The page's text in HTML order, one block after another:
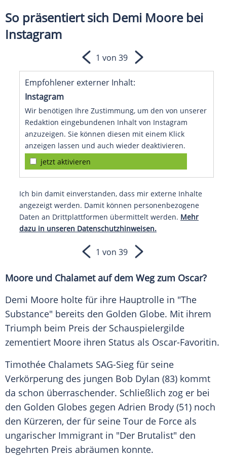
So präsentiert sich Demi Moore bei
Instagram
Empfohlener externer Inhalt:
Instagram
Wir benötigen Ihre Zustimmung, um den von unserer
Redaktion eingebundenen Inhalt von Instagram
anzuzeigen. Sie können diesen mit einem Klick
anzeigen lassen und auch wieder deaktivieren.
jetzt aktivieren
Ich bin damit einverstanden, dass mir externe Inhalte
angezeigt werden. Damit können personenbezogene
Daten an Drittplattformen übermittelt werden. Mehr
dazu in unseren Datenschutzhinweisen.
1 von 39
1 von 39
Moore und Chalamet auf dem Weg zum Oscar?
Demi Moore holte für ihre Hauptrolle in "The
Substance" bereits den Golden Globe. Mit ihrem
Triumph beim Preis der Schauspielergilde
zementiert Moore ihren Status als Oscar-Favoritin.
Timothée Chalamets SAG-Sieg für seine
Verkörperung des jungen Bob Dylan (83) kommt
da schon überraschender. Schließlich zog er bei
den Golden Globes gegen Adrien Brody (51) noch
den Kürzeren, der für seine Tour de Force als
ungarischer Immigrant in "Der Brutalist" den
begehrten Preis abräumen konnte.